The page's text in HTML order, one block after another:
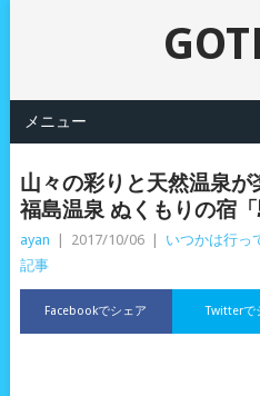
メニュー
山々の彩りと天然温泉
福島温泉 ぬくもりの宿「
ayan 2017/10/06 いつかは行っ
記事
Facebookでシェア Twitterで